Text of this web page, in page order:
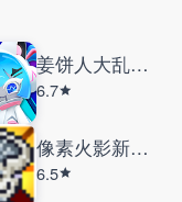
姜饼人大乱斗国际服
6.7
像素火影新年版
6.5